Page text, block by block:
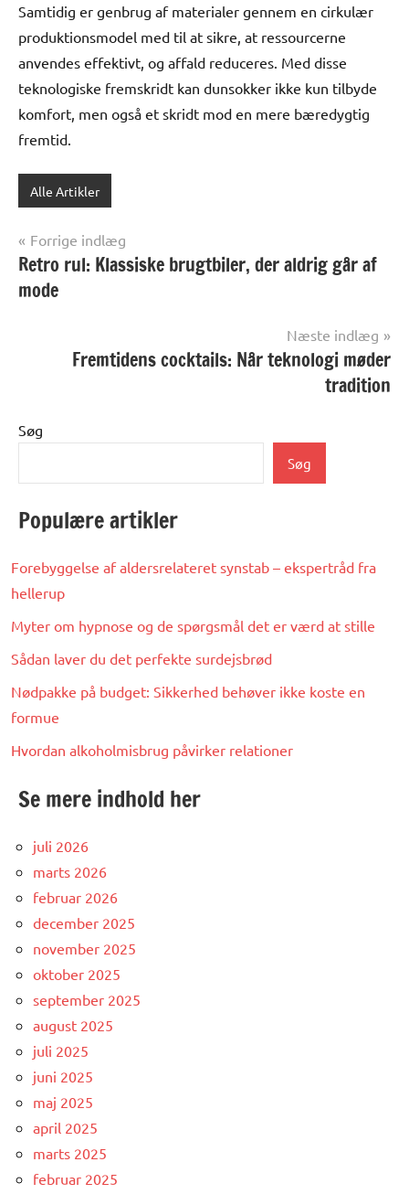
Samtidig er genbrug af materialer gennem en cirkulær
produktionsmodel med til at sikre, at ressourcerne
anvendes effektivt, og affald reduceres. Med disse
teknologiske fremskridt kan dunsokker ikke kun tilbyde
komfort, men også et skridt mod en mere bæredygtig
fremtid.
Alle Artikler
Indlægsnavigation
Forrige indlæg
Retro rul: Klassiske brugtbiler, der aldrig går af
mode
Næste indlæg
Fremtidens cocktails: Når teknologi møder
tradition
Søg
Søg
Populære artikler
Forebyggelse af aldersrelateret synstab – ekspertråd fra
hellerup
Myter om hypnose og de spørgsmål det er værd at stille
Sådan laver du det perfekte surdejsbrød
Nødpakke på budget: Sikkerhed behøver ikke koste en
formue
Hvordan alkoholmisbrug påvirker relationer
Se mere indhold her
juli 2026
marts 2026
februar 2026
december 2025
november 2025
oktober 2025
september 2025
august 2025
juli 2025
juni 2025
maj 2025
april 2025
marts 2025
februar 2025